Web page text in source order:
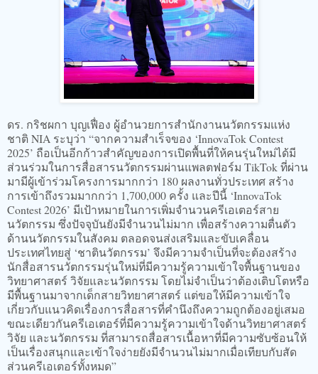
ดร. กริชผกา บุญเฟื่อง ผู้อำนวยการสำนักงานนวัตกรรมแห่ง
ชาติ NIA ระบุว่า “จากความสำเร็จของ ‘InnovaTok Contest
2025’ ถือเป็นอีกก้าวสำคัญของการเปิดพื้นที่ให้คนรุ่นใหม่ได้มี
ส่วนร่วมในการสื่อสารนวัตกรรมผ่านแพลตฟอร์ม TikTok ที่ผ่าน
มามีผู้เข้าร่วมโครงการมากกว่า 180 ผลงานทั่วประเทศ สร้าง
การเข้าถึงรวมมากกว่า 1,700,000 ครั้ง และปีนี้ ‘InnovaTok
Contest 2026’ มีเป้าหมายในการเพิ่มจำนวนครีเอเตอร์สาย
นวัตกรรม ซึ่งปัจจุบันยังมีจำนวนไม่มาก เพื่อสร้างความตื่นตัว
ด้านนวัตกรรมในสังคม ตลอดจนส่งเสริมและขับเคลื่อน
ประเทศไทยสู่ ‘ชาตินวัตกรรม’ จึงมีความจำเป็นที่จะต้องสร้าง
นักสื่อสารนวัตกรรมรุ่นใหม่ที่มีความรู้ความเข้าใจพื้นฐานของ
วิทยาศาสตร์ วิจัยและนวัตกรรม โดยไม่จำเป็นว่าต้องเติบโตหรือ
มีพื้นฐานมาจากเด็กสายวิทยาศาสตร์ แต่ขอให้มีความเข้าใจ
เกี่ยวกับแนวคิดเรื่องการสื่อสารที่คำนึงถึงความถูกต้องอยู่เสมอ
ขณะเดียวกันครีเอเตอร์ที่มีความรู้ความเข้าใจด้านวิทยาศาสตร์
วิจัย และนวัตกรรม ที่สามารถสื่อสารเนื้อหาที่มีความซับซ้อนให้
เป็นเรื่องสนุกและเข้าใจง่ายยังมีจำนวนไม่มากเมื่อเทียบกับสัด
ส่วนครีเอเตอร์ทั้งหมด”